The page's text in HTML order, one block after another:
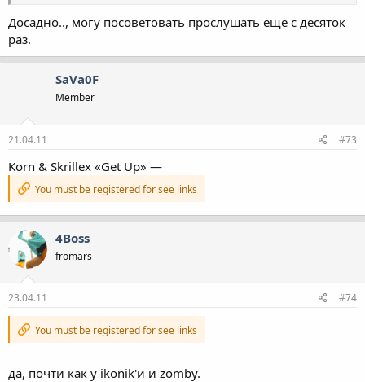
Досадно.., могу посоветовать прослушать еще с десяток
раз.
SaVa0F
Member
21.04.11 #73
Korn & Skrillex «Get Up» —
You must be registered for see links
4Boss
fromars
23.04.11 #74
You must be registered for see links
да, почти как у ikonik'и и zomby.